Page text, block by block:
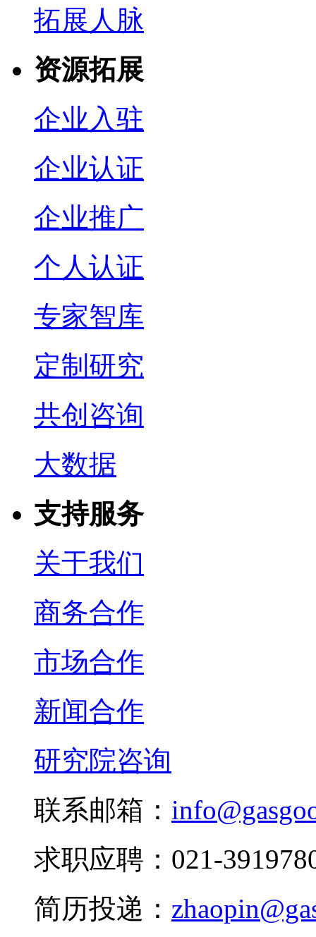
拓展人脉
资源拓展
企业入驻
企业认证
企业推广
个人认证
专家智库
定制研究
共创咨询
大数据
支持服务
关于我们
商务合作
市场合作
新闻合作
研究院咨询
联系邮箱：
求职应聘：021-
简历投递：